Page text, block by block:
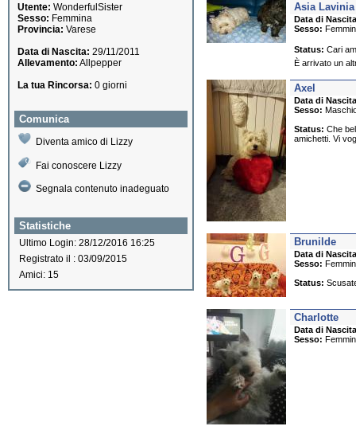
Utente: WonderfulSister
Sesso: Femmina
Provincia: Varese
Data di Nascita: 29/11/2011
Allevamento: Allpepper
La tua Rincorsa: 0 giorni
Comunica
Diventa amico di Lizzy
Fai conoscere Lizzy
Segnala contenuto inadeguato
Statistiche
Ultimo Login: 28/12/2016 16:25
Registrato il : 03/09/2015
Amici: 15
Asia
Data di
Sesso:
Status: Cari
È arrivato un
Axel
Data di
Sesso:
Status: Che
amichetti. Vi
Brunilde
Data di
Sesso:
Status:
Charlotte
Data di
Sesso: